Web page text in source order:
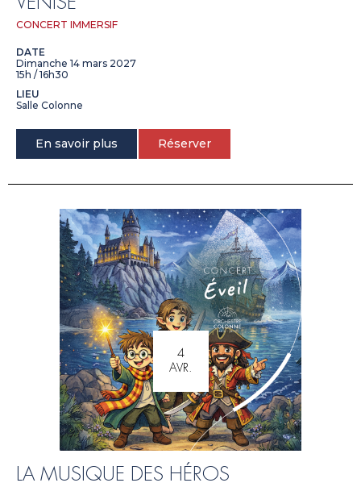
CONCERT IMMERSIF
DATE
Dimanche 14 mars 2027
15h / 16h30
LIEU
Salle Colonne
En savoir plus Réserver
4
AVR.
LA MUSIQUE DES HÉROS